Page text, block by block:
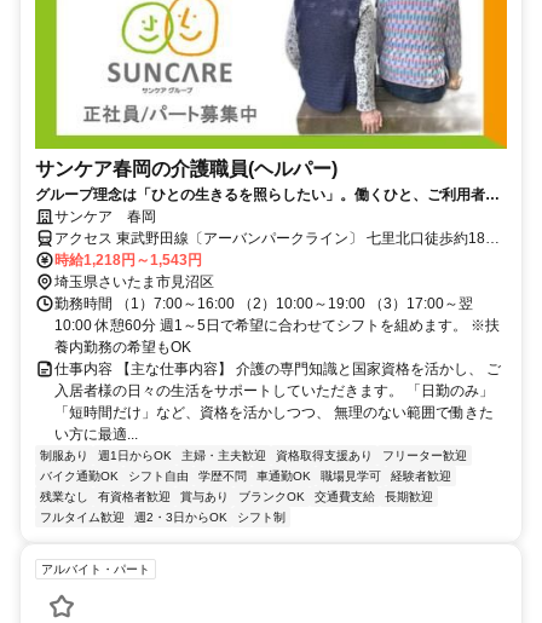
サンケア春岡の介護職員(ヘルパー)
グループ理念は「ひとの生きるを照らしたい」。働くひと、ご利用者
様、そのご家族の幸せをつくり続ける仕事です。
サンケア 春岡
アクセス 東武野田線〔アーバンパークライン〕 七里北口徒歩約18
分、ＪＲ宇都宮線〔東北本線〕・ＪＲ上野東京ライン/ＪＲ湘南新宿
ライン 東大宮東口徒歩約27分、東武野田線〔アーバンパークライ
ン〕 大和田（埼玉県）徒歩約33分
時給1,218円～1,543円
埼玉県さいたま市見沼区
勤務時間 （1）7:00～16:00 （2）10:00～19:00 （3）17:00～翌
10:00 休憩60分 週1～5日で希望に合わせてシフトを組めます。 ※扶
養内勤務の希望もOK
仕事内容 【主な仕事内容】 介護の専門知識と国家資格を活かし、 ご
入居者様の日々の生活をサポートしていただきます。 「日勤のみ」
「短時間だけ」など、資格を活かしつつ、 無理のない範囲で働きた
い方に最適...
制服あり 週1日からOK 主婦・主夫歓迎 資格取得支援あり
フリーター歓迎
バイク通勤OK
シフト自由 学歴不問 車通勤OK 職場見学可
経験者歓迎
残業なし
有資格者歓迎 賞与あり ブランクOK 交通費支給
長期歓迎
フルタイム歓迎
週2・3日からOK シフト制
アルバイト・パート